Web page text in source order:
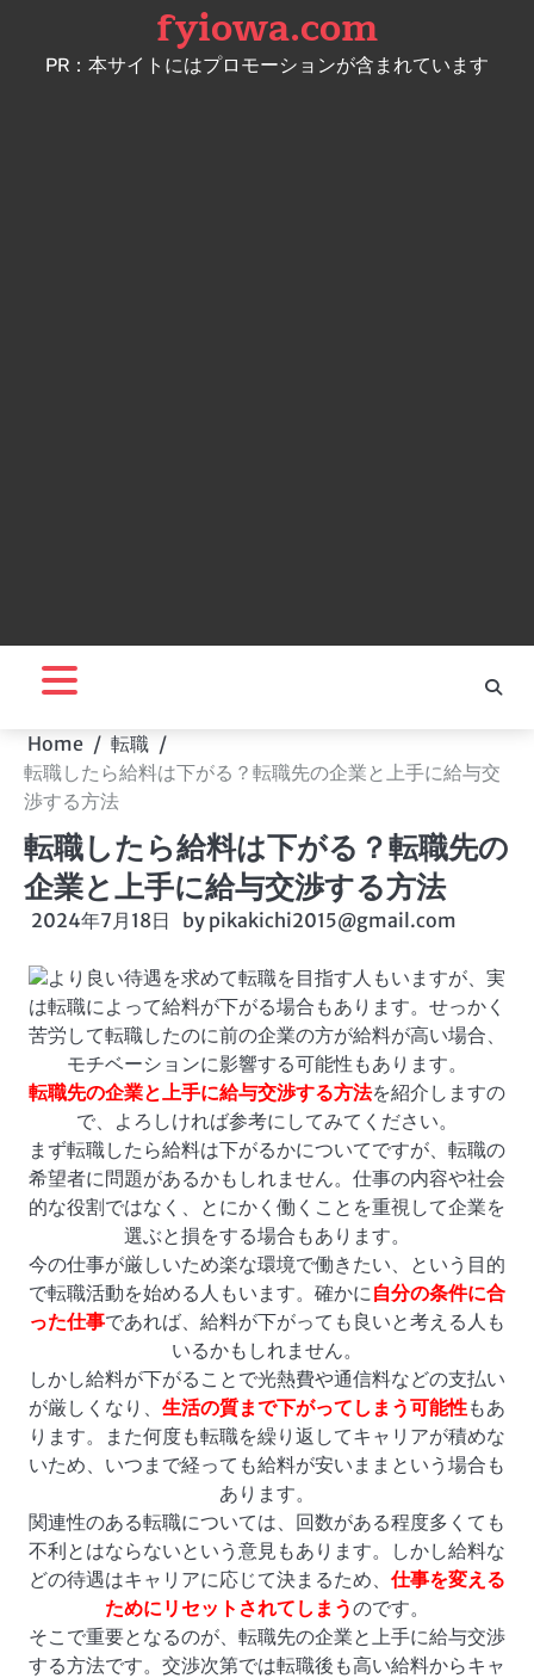
content
fyiowa.com
PR：本サイトにはプロモーションが含まれています
Home
転職
転職したら給料は下がる？転職先の企業と上手に給与交
渉する方法
転職したら給料は下がる？転職先の
企業と上手に給与交渉する方法
2024年7月18日 by pikakichi2015@gmail.com
より良い待遇を求めて転職を目指す人もいますが、実
は転職によって給料が下がる場合もあります。せっかく
苦労して転職したのに前の企業の方が給料が高い場合、
モチベーションに影響する可能性もあります。
転職先の企業と上手に給与交渉する方法を紹介しますの
で、よろしければ参考にしてみてください。
まず転職したら給料は下がるかについてですが、転職の
希望者に問題があるかもしれません。仕事の内容や社会
的な役割ではなく、とにかく働くことを重視して企業を
選ぶと損をする場合もあります。
今の仕事が厳しいため楽な環境で働きたい、という目的
で転職活動を始める人もいます。確かに自分の条件に合
った仕事であれば、給料が下がっても良いと考える人も
いるかもしれません。
しかし給料が下がることで光熱費や通信料などの支払い
が厳しくなり、 生活の質まで下がってしまう可能性もあ
ります。また何度も転職を繰り返してキャリアが積めな
いため、いつまで経っても給料が安いままという場合も
あります。
関連性のある転職については、回数がある程度多くても
不利とはならないという意見もあります。しかし給料な
どの待遇はキャリアに応じて決まるため、 仕事を変える
ためにリセットされてしまうのです。
そこで重要となるのが、 転職先の企業と上手に給与交渉
する方法です。交渉次第では転職後も高い給料からキャ